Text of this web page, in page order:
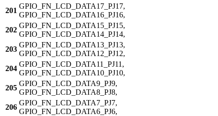
201
GPIO_FN_LCD_DATA17_PJ17,
GPIO_FN_LCD_DATA16_PJ16,
202
GPIO_FN_LCD_DATA15_PJ15,
GPIO_FN_LCD_DATA14_PJ14,
203
GPIO_FN_LCD_DATA13_PJ13,
GPIO_FN_LCD_DATA12_PJ12,
204
GPIO_FN_LCD_DATA11_PJ11,
GPIO_FN_LCD_DATA10_PJ10,
205
GPIO_FN_LCD_DATA9_PJ9,
GPIO_FN_LCD_DATA8_PJ8,
206
GPIO_FN_LCD_DATA7_PJ7,
GPIO_FN_LCD_DATA6_PJ6,